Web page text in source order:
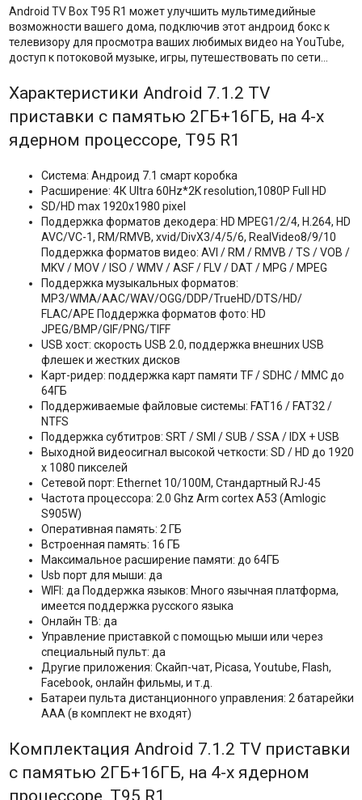
Android TV Box T95 R1 может улучшить мультимедийные
возможности вашего дома, подключив этот андроид бокс к
телевизору для просмотра ваших любимых видео на YouTube,
доступ к потоковой музыке, игры, путешествовать по сети…
Характеристики Android 7.1.2 TV
приставки с памятью 2ГБ+16ГБ, на 4-х
ядерном процессоре, T95 R1
Cистема: Андроид 7.1 смарт коробка
Расширение: 4К Ultra 60Hz*2K resolution,1080P Full HD
SD/HD max 1920x1980 pixel
Поддержка форматов декодера: HD MPEG1/2/4, H.264, HD
AVC/VC-1, RM/RMVB, xvid/DivX3/4/5/6, RealVideo8/9/10
Поддержка форматов видео: AVI / RM / RMVB / TS / VOB /
MKV / MOV / ISO / WMV / ASF / FLV / DAT / MPG / MPEG
Поддержка музыкальных форматов:
MP3/WMA/AAC/WAV/OGG/DDP/TrueHD/DTS/HD/
FLAC/APE Поддержка форматов фото: HD
JPEG/BMP/GIF/PNG/TIFF
USB хост: скорость USB 2.0, поддержка внешних USB
флешек и жестких дисков
Карт-ридер: поддержка карт памяти TF / SDHC / MMC до
64ГБ
Поддерживаемые файловые системы: FAT16 / FAT32 /
NTFS
Поддержка субтитров: SRT / SMI / SUB / SSA / IDX + USB
Выходной видеосигнал высокой четкости: SD / HD до 1920
x 1080 пикселей
Сетевой порт: Ethernet 10/100M, Стандартный RJ-45
Частота процессора: 2.0 Ghz Arm cortex A53 (Amlogic
S905W)
Оперативная память: 2 ГБ
Встроенная память: 16 ГБ
Максимальное расширение памяти: до 64ГБ
Usb порт для мыши: да
WIFI: да Поддержка языков: Много язычная платформа,
имеется поддержка русского языка
Онлайн ТВ: да
Управление приставкой с помощью мыши или через
специальный пульт: да
Другие приложения: Скайп-чат, Picasa, Youtube, Flash,
Facebook, онлайн фильмы, и т.д.
Батареи пульта дистанционного управления: 2 батарейки
AAA (в комплект не входят)
Комплектация Android 7.1.2 TV приставки
с памятью 2ГБ+16ГБ, на 4-х ядерном